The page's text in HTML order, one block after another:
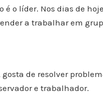
o líder. Nos dias de
a trabalhar em
de resolver
e trabalhador.